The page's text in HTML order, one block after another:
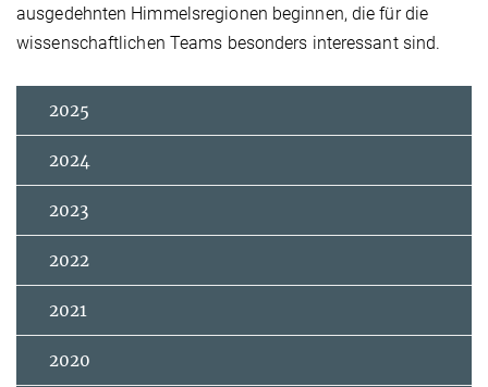
ausgedehnten Himmelsregionen beginnen, die für die
wissenschaftlichen Teams besonders interessant sind.
2025
2024
2023
2022
2021
2020